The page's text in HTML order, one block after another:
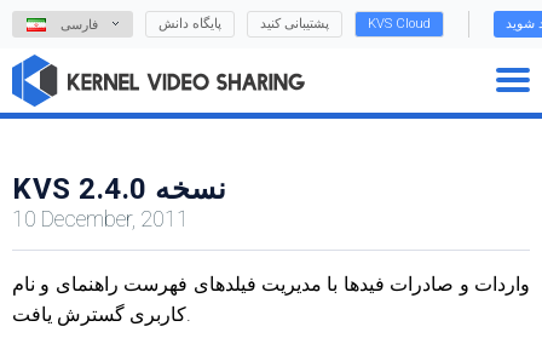
فارسی پایگاه دانش پشتیبانی کنید KVS Cloud شوید
KVS نسخه 2.4.0
10 December, 2011
واردات و صادرات فیدها با مدیریت فیلدهای فهرست راهنمای و نام
کاربری گسترش یافت.